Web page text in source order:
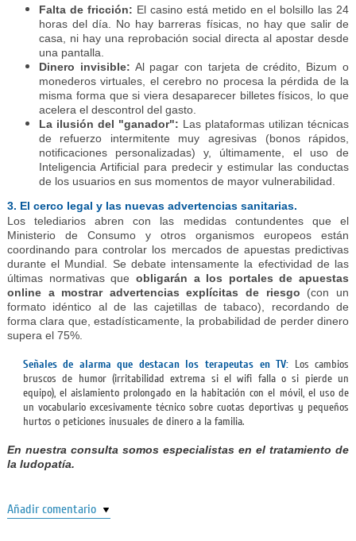
Falta de fricción: El casino está metido en el bolsillo las 24
horas del día.
No hay barreras físicas, no hay que salir de
casa, ni hay una reprobación social directa al apostar desde
una pantalla.
Dinero invisible: Al pagar con tarjeta de crédito, Bizum o
monederos virtuales, el cerebro no procesa la pérdida de la
misma forma que si viera desaparecer billetes físicos, lo que
acelera el descontrol del gasto.
La ilusión del "ganador": Las plataformas utilizan técnicas
de refuerzo intermitente muy agresivas (bonos rápidos,
notificaciones personalizadas) y, últimamente, el uso de
Inteligencia Artificial para predecir y estimular las conductas
de los usuarios en sus momentos de mayor vulnerabilidad.
3. El cerco legal y las nuevas advertencias sanitarias.
Los telediarios abren con las medidas contundentes que el
Ministerio de Consumo y otros organismos europeos están
coordinando para controlar los mercados de apuestas predictivas
durante el Mundial. Se debate intensamente la efectividad de las
últimas normativas que obligarán a los portales de apuestas
online a mostrar advertencias explícitas de riesgo
(con un
formato idéntico al de las cajetillas de tabaco), recordando de
forma clara que, estadísticamente, la probabilidad de perder dinero
supera el 75%.
Señales de alarma que destacan los terapeutas en TV: Los cambios
bruscos de humor (irritabilidad extrema si el wifi falla o si pierde un
equipo), el aislamiento prolongado en la habitación con el móvil, el uso de
un vocabulario excesivamente técnico sobre cuotas deportivas y pequeños
hurtos o peticiones inusuales de dinero a la familia.
En nuestra consulta somos especialistas en el tratamiento de
la ludopatía.
Añadir comentario